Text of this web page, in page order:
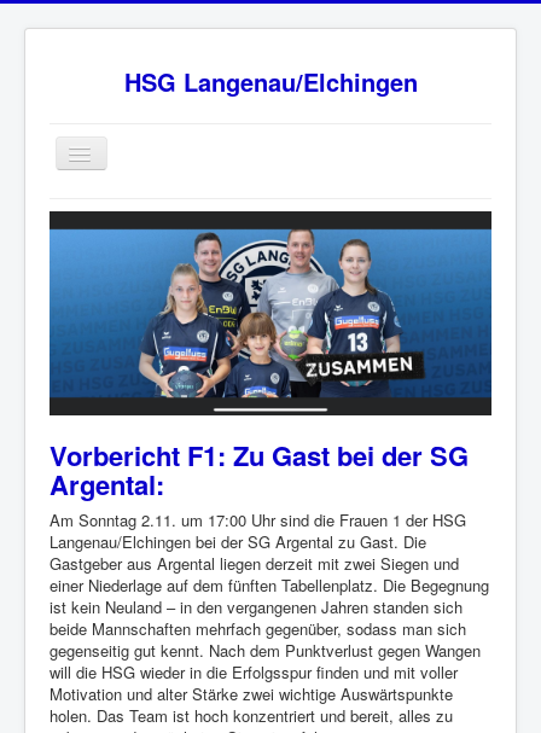
HSG Langenau/Elchingen
Home
BW Oberliga Staffel 2
Sponsoren
HSG - Fanshop
News
Ansprechpartner
Impressum
Vorbericht F1: Zu Gast bei der SG
Argental:
Am Sonntag 2.11. um 17:00 Uhr sind die Frauen 1 der HSG
Langenau/Elchingen bei der SG Argental zu Gast. Die
Gastgeber aus Argental liegen derzeit mit zwei Siegen und
einer Niederlage auf dem fünften Tabellenplatz. Die Begegnung
ist kein Neuland – in den vergangenen Jahren standen sich
beide Mannschaften mehrfach gegenüber, sodass man sich
gegenseitig gut kennt. Nach dem Punktverlust gegen Wangen
will die HSG wieder in die Erfolgsspur finden und mit voller
Motivation und alter Stärke zwei wichtige Auswärtspunkte
holen. Das Team ist hoch konzentriert und bereit, alles zu